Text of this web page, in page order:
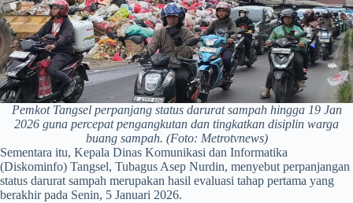
Pemkot Tangsel perpanjang status darurat sampah hingga 19 Jan
2026 guna percepat pengangkutan dan tingkatkan disiplin warga
buang sampah. (Foto: Metrotvnews)
Sementara itu, Kepala Dinas Komunikasi dan Informatika
(Diskominfo) Tangsel, Tubagus Asep Nurdin, menyebut perpanjangan
status darurat sampah merupakan hasil evaluasi tahap pertama yang
berakhir pada Senin, 5 Januari 2026.